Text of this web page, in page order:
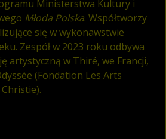
Ministerstwa Kultury i
Młoda Polska. Współtworzy
się w wykonawstwie
Zespół w 2023 roku odbywa
artystyczną w Thiré, we Francji,
(Fondation Les Arts